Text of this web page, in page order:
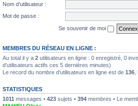
Nom d’utilisateur :
Mot de passe :
Se souvenir de moi
MEMBRES DU RÉSEAU EN LIGNE :
Au total il y a 2 utilisateurs en ligne : 0 enregistré, 0
d’utilisateurs actifs ces 5 dernières minutes)
Le record du nombre d’utilisateurs en ligne est de 136
STATISTIQUES
1011 messages • 423 sujets • 394 membres • Le